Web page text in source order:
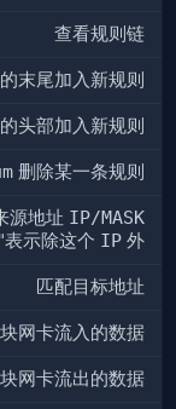
查看规则链
末尾加入新规则
头部加入新规则
删除某一条规则
源地址 IP/MASK
示除这个 IP 外
匹配目标地址
网卡流入的数据
网卡流出的数据